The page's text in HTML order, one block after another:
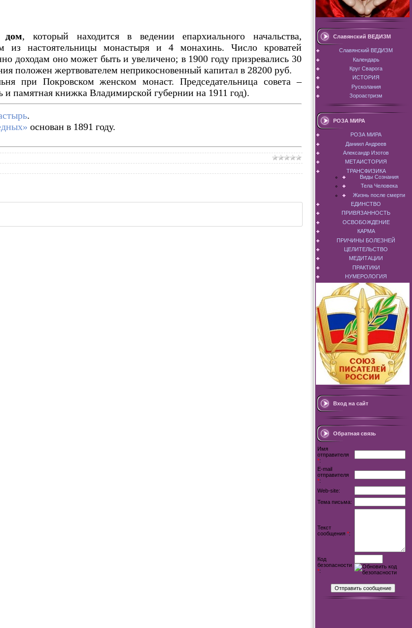
дом, который находится в ведении епархиального начальства,
из настоятельницы монастыря и 4 монахинь. Число кроватей
доходам оно может быть и увеличено; в 1900 году призревались 30
положен жертвователем неприкосновенный капитал в 28200 руб.
при Покровском женском монаст. Председательница совета –
и памятная книжка Владимирской губернии на 1911 год).
.
основан в 1891 году.
Славянский ВЕДИЗМ
Славянский ВЕДИЗМ
Календарь
Круг Сварога
ИСТОРИЯ
Русколания
Зороастризм
РОЗА МИРА
РОЗА МИРА
Даниил Андреев
Александр Изотов
МЕТАИСТОРИЯ
ТРАНСФИЗИКА
Виды Сознания
Тела Человека
Жизнь после смерти
ЕДИНСТВО
ПРИВЯЗАННОСТЬ
ОСВОБОЖДЕНИЕ
КАРМА
ПРИЧИНЫ БОЛЕЗНЕЙ
ЦЕЛИТЕЛЬСТВО
МЕДИТАЦИИ
ПРАКТИКИ
НУМЕРОЛОГИЯ
Вход на сайт
Обратная связь
Имя
отправителя
*:
E-mail
отправителя
*:
Web-site:
Тема письма:
Текст
сообщения *:
Код
безопасности
*: